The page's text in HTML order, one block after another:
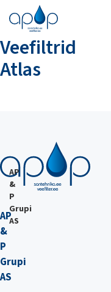
Veefiltrid
Atlas
AP
&
P
Grupi
AS
AP
&
P
Grupi
AS